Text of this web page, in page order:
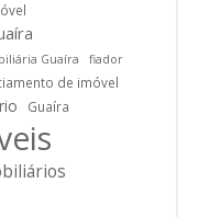
Guaíra
fiador
de imóvel
Guaíra